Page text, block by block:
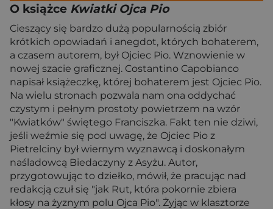
O książce Kwiatki Ojca Pio
Cieszący się bardzo dużą popularnością zbiór
krótkich opowiadań i anegdot, których bohaterem,
a czasem autorem, był Ojciec Pio. Wznowienie w
nowej szacie graficznej. Costantino Capobianco
napisał książeczkę, której bohaterem jest Ojciec Pio.
Na wielu stronach pozwala nam ona oddychać
czystym i pełnym prostoty powietrzem na wzór
"Kwiatków" świętego Franciszka. Fakt ten nie dziwi,
jeśli weźmie się pod uwagę, że Ojciec Pio z
Pietrelciny był wiernym wyznawcą i doskonałym
naśladowcą Biedaczyny z Asyżu. Autor,
przygotowując to dziełko, mówił, że pracując nad
redakcją czuł się "jak Rut, która pokornie zbiera
kłosy na żyznym polu Ojca Pio". Żyjąc w klasztorze